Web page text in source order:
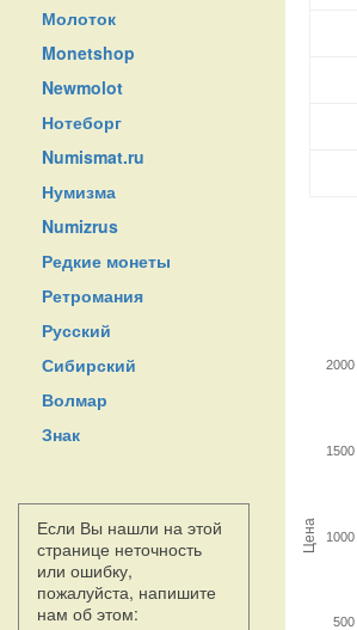
Молоток
Monetshop
Newmolot
Нотеборг
Numismat.ru
Нумизма
Numizrus
Редкие монеты
Ретромания
Русский
Сибирский
Волмар
Знак
Если Вы нашли на этой
странице неточность
или ошибку,
пожалуйста, напишите
нам об этом:
Цена
500
1000
1500
2000